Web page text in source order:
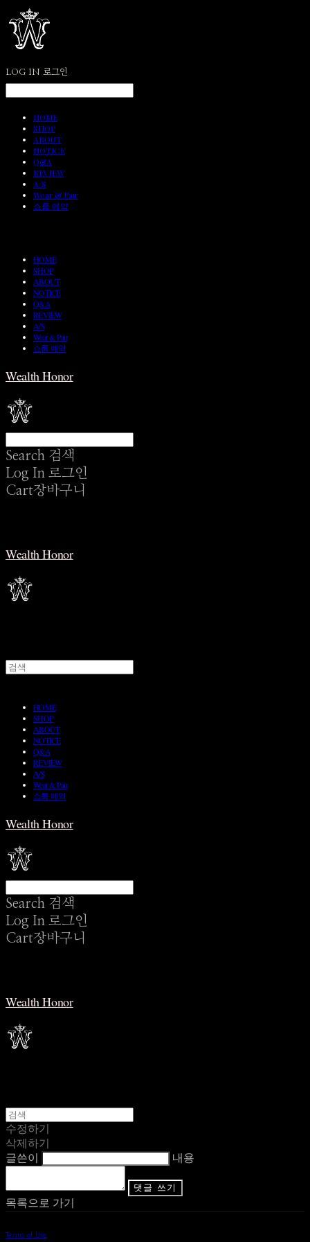
LOG IN 로그인
HOME
SHOP
ABOUT
NOTICE
Q&A
REVIEW
A/S
Wear & Pair
쇼룸 예약
HOME
SHOP
ABOUT
NOTICE
Q&A
REVIEW
A/S
Wear & Pair
쇼룸 예약
Wealth Honor
Search 검색
Log In 로그인
Cart장바구니
Wealth Honor
HOME
SHOP
ABOUT
NOTICE
Q&A
REVIEW
A/S
Wear & Pair
쇼룸 예약
Wealth Honor
Search 검색
Log In 로그인
Cart장바구니
Wealth Honor
수정하기
삭제하기
글쓴이
내용
댓글 쓰기
목록으로 가기
Terms of Use